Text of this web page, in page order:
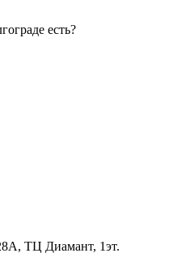
есть?
ТЦ Диамант, 1эт.